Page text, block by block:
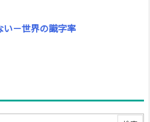
い－世界の識字率